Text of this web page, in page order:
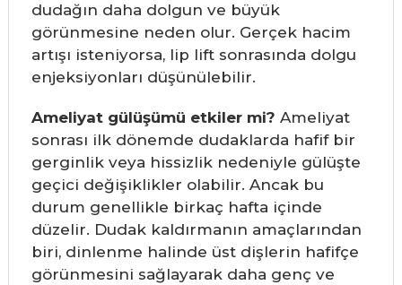
dudağın daha dolgun ve büyük
görünmesine neden olur. Gerçek hacim
artışı isteniyorsa, lip lift sonrasında dolgu
enjeksiyonları düşünülebilir.
Ameliyat gülüşümü etkiler mi? Ameliyat
sonrası ilk dönemde dudaklarda hafif bir
gerginlik veya hissizlik nedeniyle gülüşte
geçici değişiklikler olabilir. Ancak bu
durum genellikle birkaç hafta içinde
düzelir. Dudak kaldırmanın amaçlarından
biri, dinlenme halinde üst dişlerin hafifçe
görünmesini sağlayarak daha genç ve